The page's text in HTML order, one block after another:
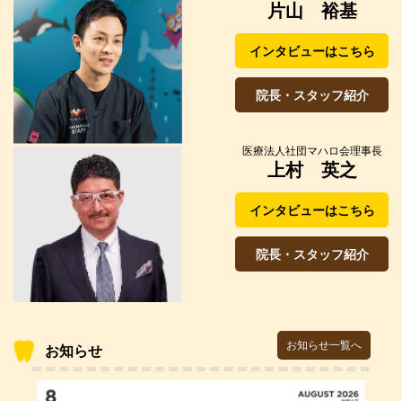
片山 裕基
インタビューはこちら
院長・スタッフ紹介
医療法人社団マハロ会理事長
上村 英之
インタビューはこちら
院長・スタッフ紹介
お知らせ お知らせ一覧へ